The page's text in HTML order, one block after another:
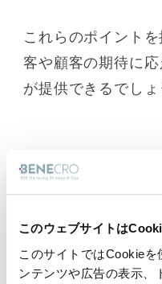
このウェブサイトは
このサイトではCookie
ンテンツや広告の表示、
これらのポイント
客や顧客の期待に
が提供できるでしょ
コンテンツ形式
ンツ